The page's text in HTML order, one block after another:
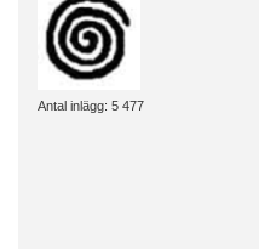
Antal inlägg: 5 477